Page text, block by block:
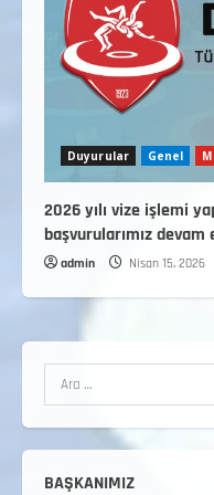
Duyurular Genel
2026 yılı vize işlemi
başvurularımız
admin Nisan 15, 2026
BAŞKANIMIZ
3.
Eğitimi